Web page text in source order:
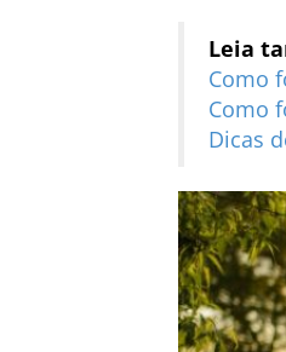
Leia
Como
Como
Dicas